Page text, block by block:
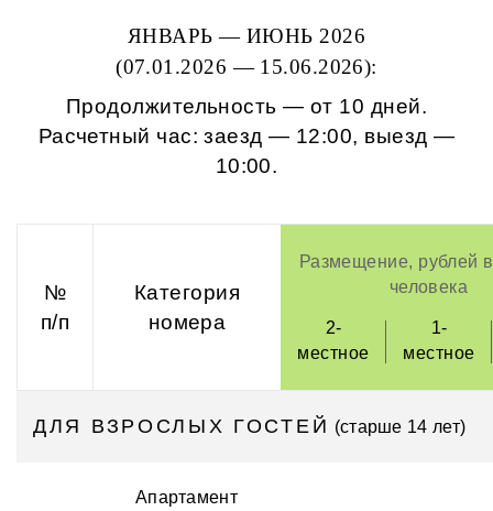
ЯНВАРЬ — ИЮНЬ 2026
(07.01.2026 — 15.06.2026):
Продолжительность — от 10 дней.
Расчетный час: заезд — 12:00, выезд —
10:00.
№
п/п
Категория
номера
Размещение, рублей в
человека
2-
местное
1-
местное
ДЛЯ ВЗРОСЛЫХ ГОСТЕЙ (старше 14 лет)
Апартамент